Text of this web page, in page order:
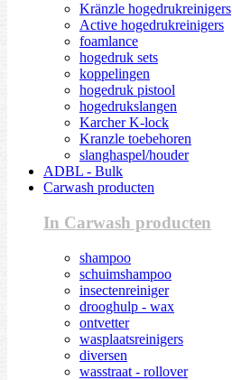
Kränzle hogedrukreinigers
Active hogedrukreinigers
foamlance
hogedruk sets
koppelingen
hogedruk pistool
hogedrukslangen
Karcher K-lock
Kranzle toebehoren
slanghaspel/houder
ADBL - Bulk
Carwash producten
In Carwash producten
shampoo
schuimshampoo
insectenreiniger
drooghulp - wax
ontvetter
wasplaatsreinigers
diversen
wasstraat - rollover